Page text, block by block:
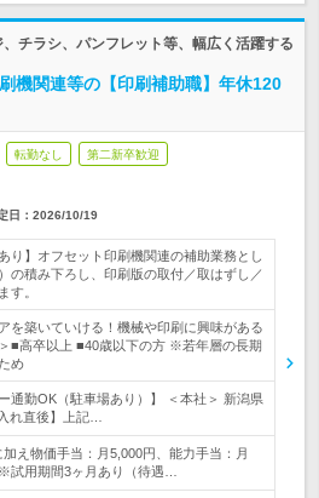
チラシ、パンフレット等、幅広く活躍する
機関連等の【印刷補助職】年休120
転勤なし 第二新卒歓迎
日： 2026/10/19
り】オフセット印刷機関連の補助業務とし
の積み下ろし、印刷版の取付／取はずし／
す。
を築いていける！機械や印刷に興味がある
■高卒以上 ■40歳以下の方 ※若年層の長期
め
通勤OK（駐車場あり）】 ＜本社＞ 新潟県
れ直後】上記…
え物価手当：月5,000円、能力手当：月
試用期間3ヶ月あり（待遇…